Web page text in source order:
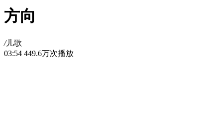
方向
/儿歌
03:54 449.6万次播放